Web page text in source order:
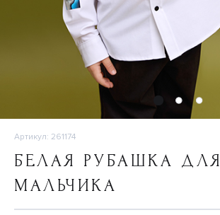
Артикул: 261174
БЕЛАЯ РУБАШКА ДЛЯ
МАЛЬЧИКА